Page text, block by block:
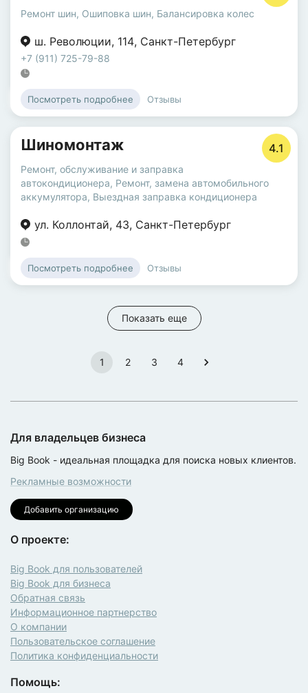
Ремонт шин, Ошиповка шин, Балансировка колес
ш. Революции, 114, Санкт-Петербург
+7 (911) 725-79-88
Посмотреть подробнее Отзывы
Шиномонтаж 4.1
Ремонт, обслуживание и заправка
автокондиционера, Ремонт, замена автомобильного
аккумулятора, Выездная заправка кондиционера
ул. Коллонтай, 43, Санкт-Петербург
Посмотреть подробнее Отзывы
Показать еще
1 2 3 4
Для владельцев бизнеса
Big Book - идеальная площадка для поиска новых клиентов.
Рекламные возможности
Добавить организацию
О проекте:
Big Book для пользователей
Big Book для бизнеса
Обратная связь
Информационное партнерство
О компании
Пользовательское соглашение
Политика конфиденциальности
Помощь: